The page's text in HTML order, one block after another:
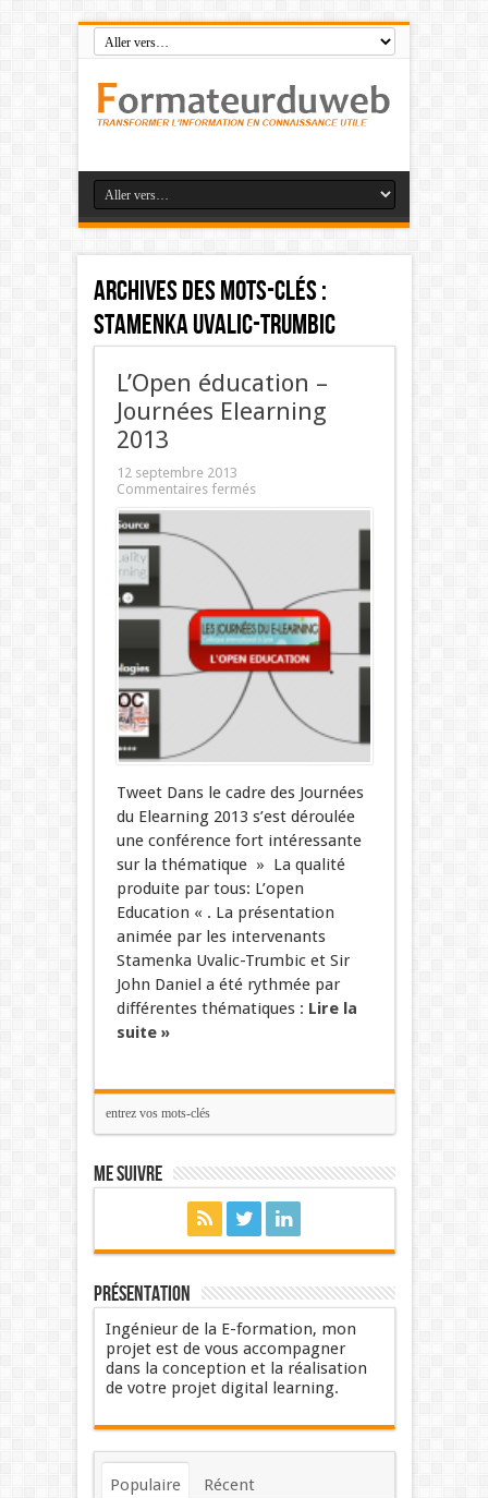
Archives des mots-clés :
Stamenka Uvalic-Trumbic
L’Open éducation –
Journées Elearning
2013
12 septembre 2013
Commentaires fermés
Tweet Dans le cadre des Journées
du Elearning 2013 s’est déroulée
une conférence fort intéressante
sur la thématique » La qualité
produite par tous: L’open
Education « . La présentation
animée par les intervenants
Stamenka Uvalic-Trumbic et Sir
John Daniel a été rythmée par
différentes thématiques : Lire la
suite »
Me suivre
Présentation
Ingénieur de la E-formation, mon
projet est de vous accompagner
dans la conception et la réalisation
de votre projet digital learning.
Populaire Récent